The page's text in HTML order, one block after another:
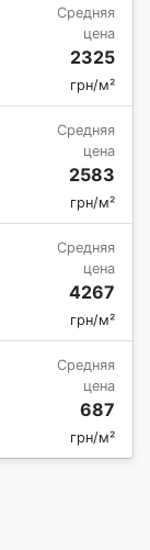
Средняя
цена
2325
грн/м²
Средняя
цена
2583
грн/м²
Средняя
цена
4267
грн/м²
Средняя
цена
687
грн/м²